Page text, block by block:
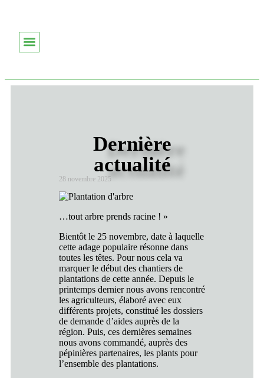
Dernière
actualité
28 novembre 2025
…tout arbre prends racine ! »
Bientôt le 25 novembre, date à laquelle
cette adage populaire résonne dans
toutes les têtes. Pour nous cela va
marquer le début des chantiers de
plantations de cette année. Depuis le
printemps dernier nous avons rencontré
les agriculteurs, élaboré avec eux
différents projets, constitué les dossiers
de demande d’aides auprès de la
région. Puis, ces dernières semaines
nous avons commandé, auprès des
pépinières partenaires, les plants pour
l’ensemble des plantations.